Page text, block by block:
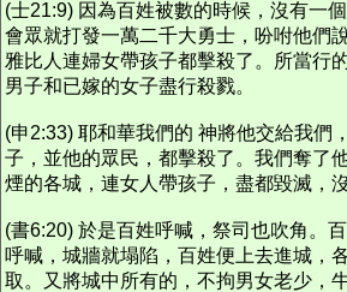
(士21:9) 因為百姓被數的時候，沒有一
會眾就打發一萬二千大勇士，吩咐他們
雅比人連婦女帶孩子都擊殺了。所當行
男子和已嫁的女子盡行殺戮。
(申2:33) 耶和華我們的 神將他交給我們
子，並他的眾民，都擊殺了。我們奪了
煙的各城，連女人帶孩子，盡都毀滅，
(書6:20) 於是百姓呼喊，祭司也吹角。
呼喊，城牆就塌陷，百姓便上去進城，
取。又將城中所有的，不拘男女老少，